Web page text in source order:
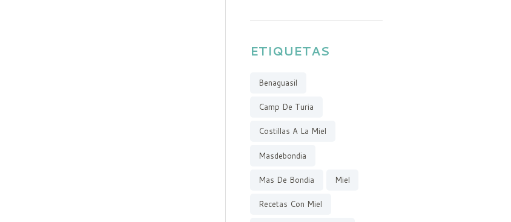
ETIQUETAS
Benaguasil
Camp De Turia
Costillas A La Miel
Masdebondia
Mas De Bondia Miel
Recetas Con Miel